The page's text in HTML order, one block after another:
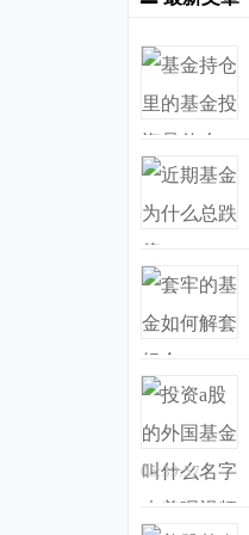
05:39:57